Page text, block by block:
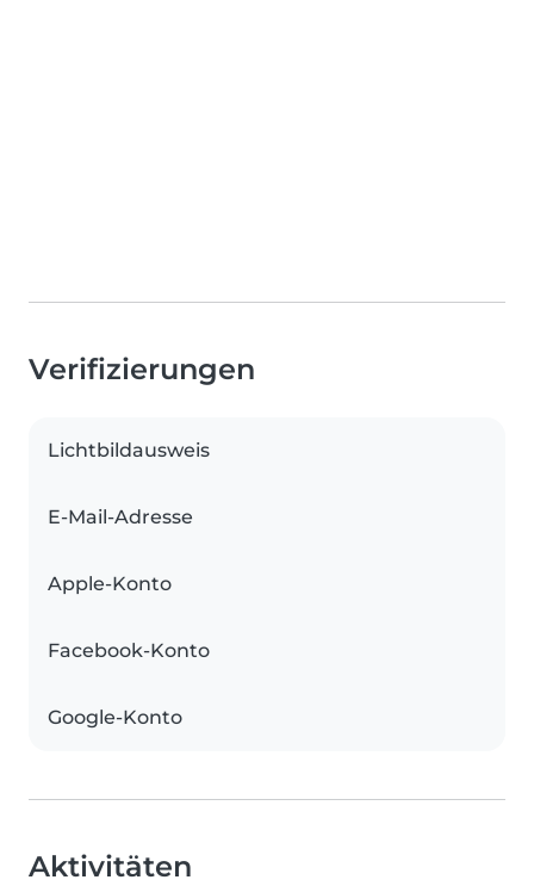
Verifizierungen
Lichtbildausweis
E-Mail-Adresse
Apple-Konto
Facebook-Konto
Google-Konto
Aktivitäten